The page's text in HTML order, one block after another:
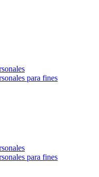
para fines
para fines